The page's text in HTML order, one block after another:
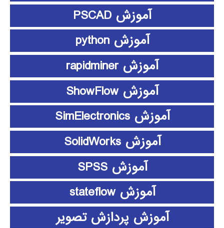
آموزش PSCAD
آموزش python
آموزش rapidminer
آموزش ShowFlow
آموزش SimElectronics
آموزش SolidWorks
آموزش SPSS
آموزش stateflow
آموزش پردازش تصویر